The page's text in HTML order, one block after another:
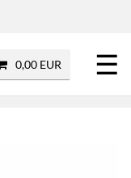
0,00 EUR ☰